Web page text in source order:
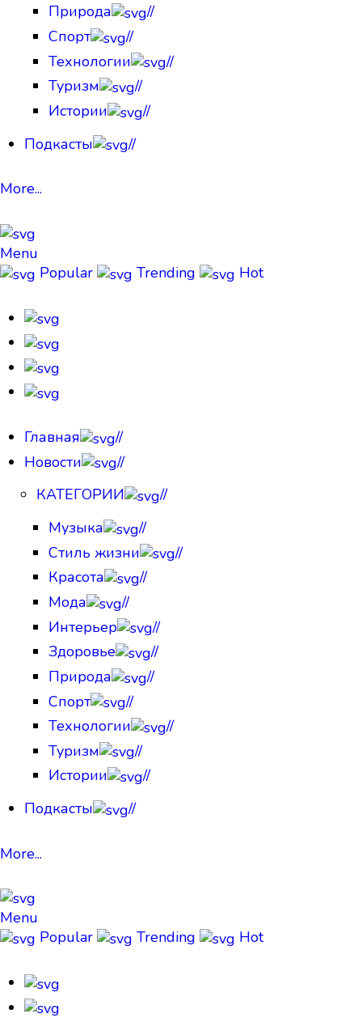
Природа
//
Спорт
//
Технологии
//
Туризм
//
Истории
//
Подкасты
//
More...
Menu
Popular
Trending Hot
Главная
//
Новости
//
КАТЕГОРИИ
//
Музыка
//
Стиль жизни
//
Красота
//
Мода
//
Интерьер
//
Здоровье
//
Природа
//
Спорт
//
Технологии
//
Туризм
//
Истории
//
Подкасты
//
More...
Menu
Popular
Trending Hot